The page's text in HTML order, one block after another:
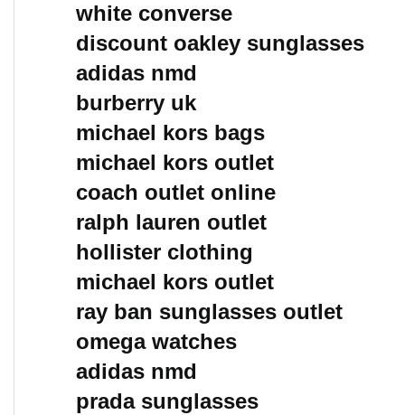
white converse
discount oakley sunglasses
adidas nmd
burberry uk
michael kors bags
michael kors outlet
coach outlet online
ralph lauren outlet
hollister clothing
michael kors outlet
ray ban sunglasses outlet
omega watches
adidas nmd
prada sunglasses